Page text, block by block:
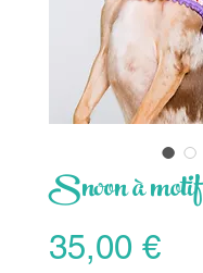
Snoon à motif
35,00 €Prix